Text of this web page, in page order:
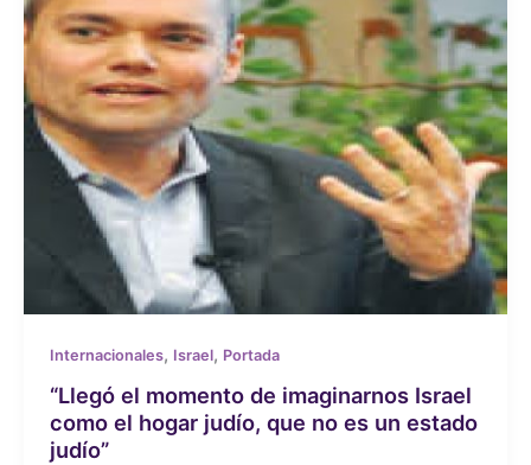
Internacionales, Israel, Portada
“Llegó el momento de imaginarnos Israel
como el hogar judío, que no es un estado
judío”